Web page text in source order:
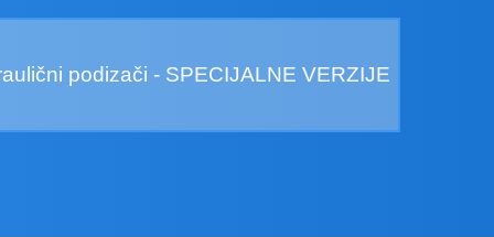
podizači - SPECIJALNE VERZIJE